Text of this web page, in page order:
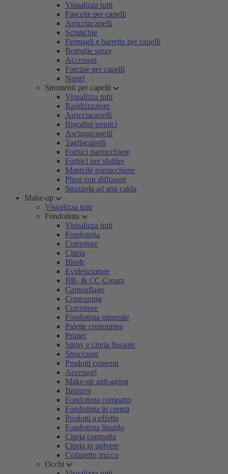
Visualizza tutti
Fascette per capelli
Arricciacapelli
Scrunchie
Fermagli e barrette per capelli
Bottiglie spray
Accessori
Forcine per capelli
Nastri
Strumenti per capelli
Visualizza tutti
Raddrizzatore
Arricciacapelli
Bigodini termici
Asciugacapelli
Tagliacapelli
Forbici parrucchiere
Forbici per sfoltire
Mantelle parrucchiere
Phon con diffusore
Spazzola ad aria calda
Make-up
Visualizza tutti
Fondotinta
Visualizza tutti
Fondotinta
Correttore
Cipria
Blush
Evidenziatore
BB- & CC-Cream
Camouflage
Contouring
Correttore
Fondotinta minerale
Palette contouring
Primer
Spray e cipria fissante
Struccante
Prodotti coprenti
Accessori
Make-up anti-aging
Bronzer
Fondotinta compatto
Fondotinta in crema
Prodotti a effetto
Fondotinta liquido
Cipria compatta
Cipria in polvere
Cofanetto trucco
Occhi